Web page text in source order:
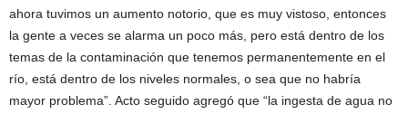
ahora tuvimos un aumento notorio, que es muy vistoso, entonces
la gente a veces se alarma un poco más, pero está dentro de los
temas de la contaminación que tenemos permanentemente en el
río, está dentro de los niveles normales, o sea que no habría
mayor problema”. Acto seguido agregó que “la ingesta de agua no